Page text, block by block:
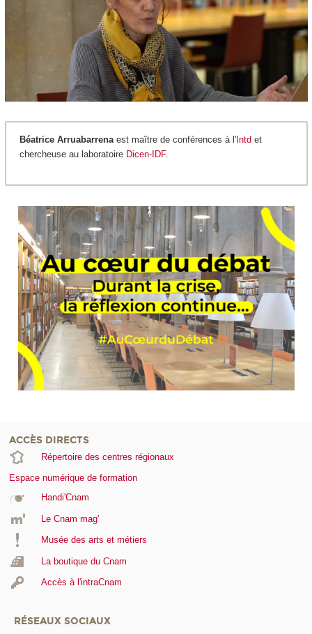
Béatrice Arruabarrena est maître de conférences à l'Intd et
chercheuse au laboratoire Dicen-IDF.
ACCÈS DIRECTS
Répertoire des centres régionaux
Espace numérique de formation
Handi'Cnam
Le Cnam mag'
Musée des arts et métiers
La boutique du Cnam
Accès à l'intraCnam
RÉSEAUX SOCIAUX